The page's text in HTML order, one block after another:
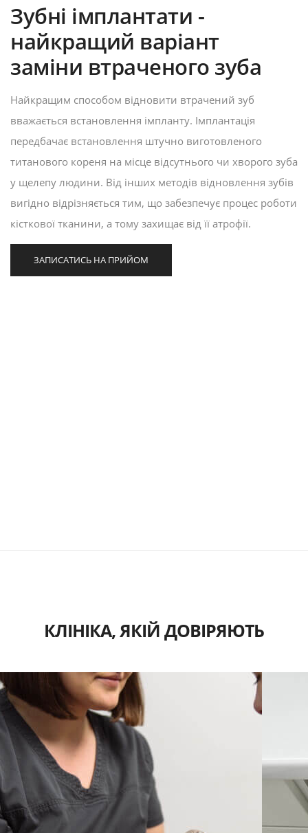
Зубні імплантати -
найкращий варіант
заміни втраченого зуба
Найкращим способом відновити втрачений зуб
вважається встановлення імпланту. Імплантація
передбачає встановлення штучно виготовленого
титанового кореня на місце відсутнього чи хворого зуба
у щелепу людини. Від інших методів відновлення зубів
вигідно відрізняється тим, що забезпечує процес роботи
кісткової тканини, а тому захищає від її атрофії.
ЗАПИСАТИСЬ НА ПРИЙОМ
КЛІНІКА, ЯКІЙ ДОВІРЯЮТЬ